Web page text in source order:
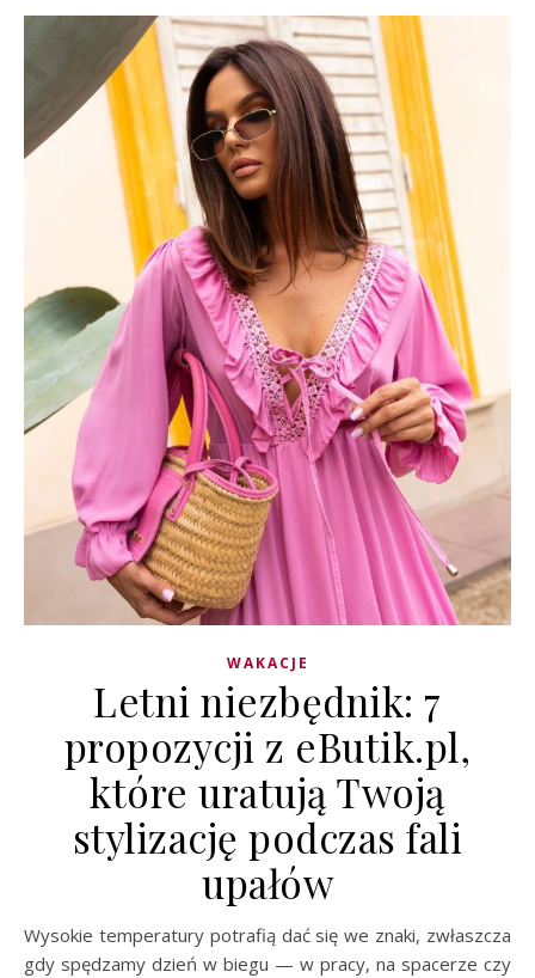
WAKACJE
Letni niezbędnik: 7
propozycji z eButik.pl,
które uratują Twoją
stylizację podczas fali
upałów
Wysokie temperatury potrafią dać się we znaki, zwłaszcza
gdy spędzamy dzień w biegu — w pracy, na spacerze czy